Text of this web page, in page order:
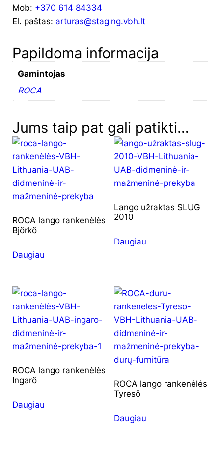
Mob: +370 614 84334
El. paštas: arturas@staging.vbh.lt
Papildoma informacija
Gamintojas
ROCA
Jums taip pat gali patikti…
ROCA lango rankenėlės
Björkö
Daugiau
Lango užraktas SLUG
2010
Daugiau
ROCA lango rankenėlės
Ingarö
Daugiau
ROCA lango rankenėlės
Tyresö
Daugiau